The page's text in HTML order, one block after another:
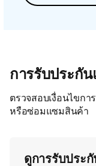
การรับประกั
ตรวจสอบเงื่อนไขก
หรือซ่อมแซมสินค้า
ดูการรับประ